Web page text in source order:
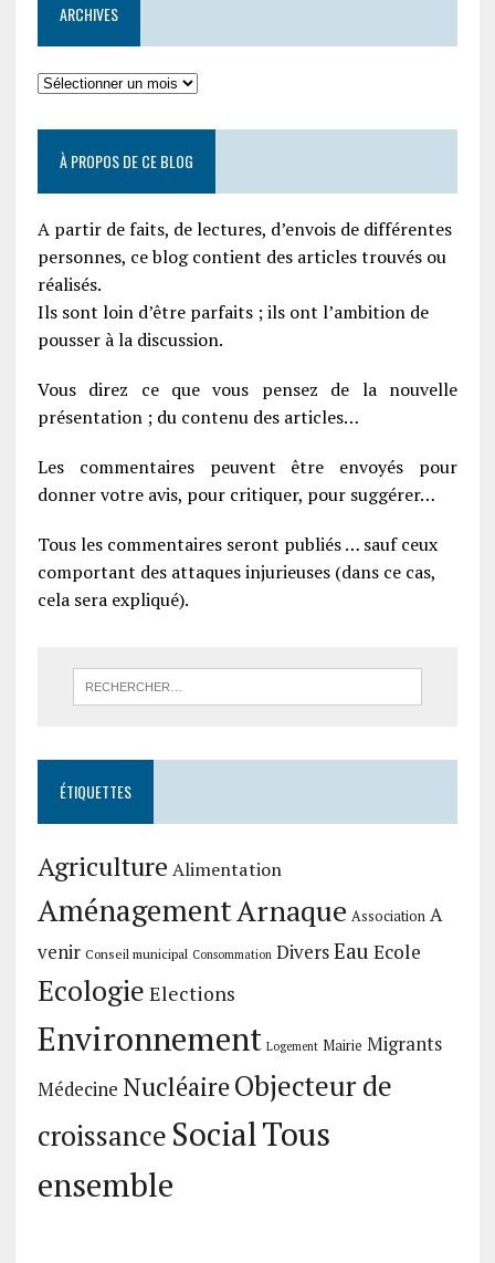
ARCHIVES
À PROPOS DE CE BLOG
A partir de faits, de lectures, d’envois de différentes
personnes, ce blog contient des articles trouvés ou
réalisés.
Ils sont loin d’être parfaits ; ils ont l’ambition de
pousser à la discussion.
Vous direz ce que vous pensez de la nouvelle
présentation ; du contenu des articles…
Les commentaires peuvent être envoyés pour
donner votre avis, pour critiquer, pour suggérer…
Tous les commentaires seront publiés … sauf ceux
comportant des attaques injurieuses (dans ce cas,
cela sera expliqué).
ÉTIQUETTES
Agriculture Alimentation
AménagementArnaque Association A
venir Conseil municipal Consommation DiversEau Ecole
Ecologie Elections
Environnement Logement Mairie Migrants
Médecine NucléaireObjecteur de
croissance SocialTous
ensemble